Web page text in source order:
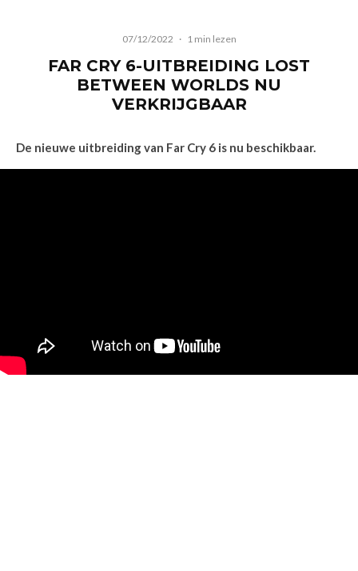
07/12/2022 · 1 min lezen
FAR CRY 6-UITBREIDING LOST
BETWEEN WORLDS NU
VERKRIJGBAAR
De nieuwe uitbreiding van Far Cry 6 is nu beschikbaar.